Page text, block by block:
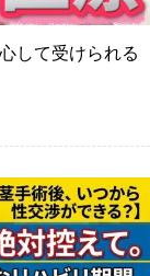
して受けられる